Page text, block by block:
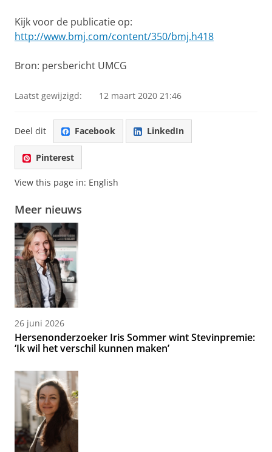
Kijk voor de publicatie op:
http://www.bmj.com/content/350/bmj.h418
Bron: persbericht UMCG
Laatst gewijzigd: 12 maart 2020 21:46
Deel dit Facebook LinkedIn
Pinterest
View this page in: English
Meer nieuws
26 juni 2026
Hersenonderzoeker Iris Sommer wint Stevinpremie:
‘Ik wil het verschil kunnen maken’